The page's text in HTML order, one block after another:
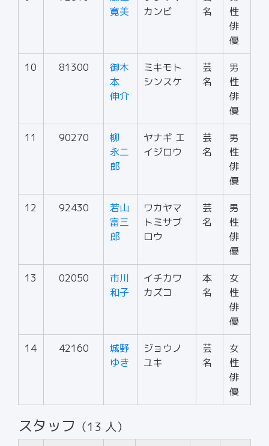
寛美
カンビ
名
性
俳
優
10 81300
御木
本
伸介
ミキモト
シンスケ
芸
名
男
性
俳
優
11 90270
柳
永二
郎
ヤナギ エ
イジロウ
芸
名
男
性
俳
優
12 92430
若山
富三
郎
ワカヤマ
トミサブ
ロウ
芸
名
男
性
俳
優
13 02050
市川
和子
イチカワ
カズコ
本
名
女
性
俳
優
14 42160
城野
ゆき
ジョウノ
ユキ
芸
名
女
性
俳
優
スタッフ （13 人）